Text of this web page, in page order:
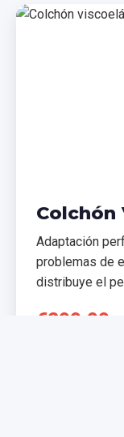
Colchón
Adaptación
problemas de
distribuye el
€299,99